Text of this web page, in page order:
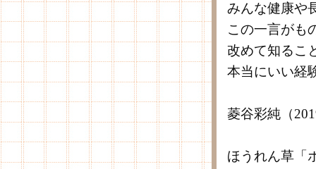
みんな健康や
この一言がも
改めて知るこ
本当にいい経
菱谷彩純（
ほうれん草「